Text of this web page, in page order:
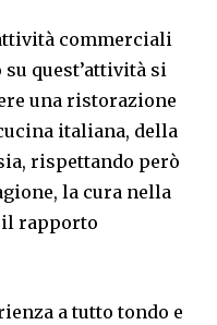
commerciali
quest’attività si
una ristorazione
italiana, della
rispettando però
la cura nella
il rapporto
a tutto tondo e